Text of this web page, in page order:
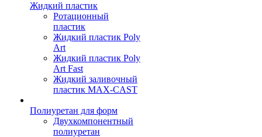
Жидкий пластик
Ротационный
пластик
Жидкий пластик Poly
Art
Жидкий пластик Poly
Art Fast
Жидкий заливочный
пластик MAX-CAST
Полиуретан для форм
Двухкомпонентный
полиуретан